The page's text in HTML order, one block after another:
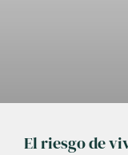
El riesgo de